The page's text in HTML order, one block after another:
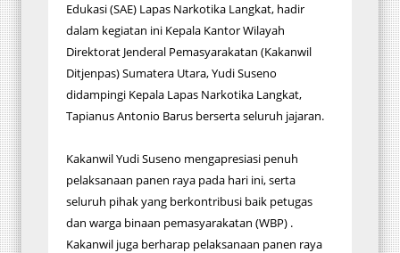
Edukasi (SAE) Lapas Narkotika Langkat, hadir
dalam kegiatan ini Kepala Kantor Wilayah
Direktorat Jenderal Pemasyarakatan (Kakanwil
Ditjenpas) Sumatera Utara, Yudi Suseno
didampingi Kepala Lapas Narkotika Langkat,
Tapianus Antonio Barus berserta seluruh jajaran.
Kakanwil Yudi Suseno mengapresiasi penuh
pelaksanaan panen raya pada hari ini, serta
seluruh pihak yang berkontribusi baik petugas
dan warga binaan pemasyarakatan (WBP) .
Kakanwil juga berharap pelaksanaan panen raya